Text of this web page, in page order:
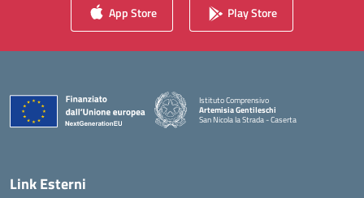
App Store Play Store
Istituto Comprensivo
Artemisia Gentileschi
San Nicola la Strada - Caserta
Link Esterni